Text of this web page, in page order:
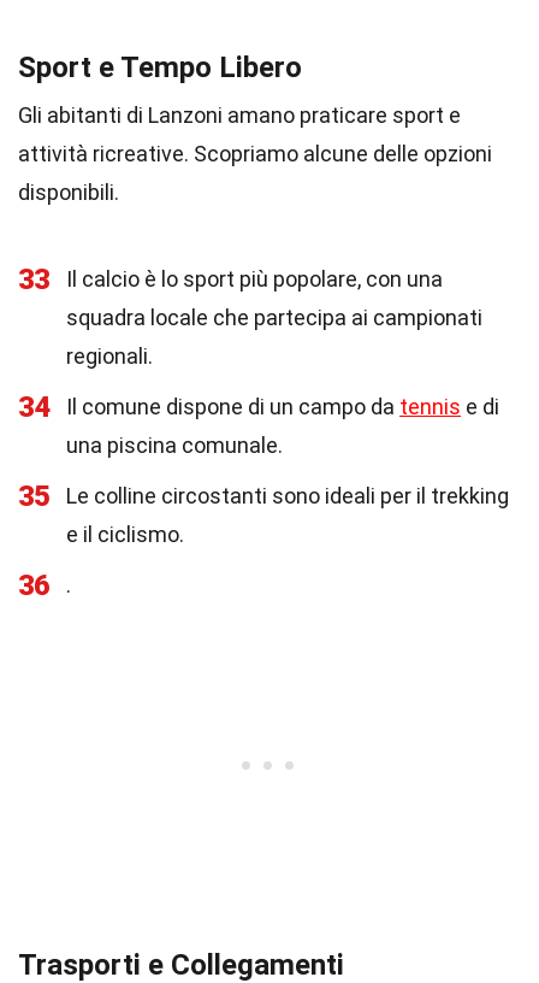
Sport e Tempo Libero
Gli abitanti di Lanzoni amano praticare sport e
attività ricreative. Scopriamo alcune delle opzioni
disponibili.
33
Il calcio è lo sport più popolare, con una
squadra locale che partecipa ai campionati
regionali.
34 Il comune dispone di un campo da tennis e di
una piscina comunale.
35
Le colline circostanti sono ideali per il trekking
e il ciclismo.
36 .
Trasporti e Collegamenti